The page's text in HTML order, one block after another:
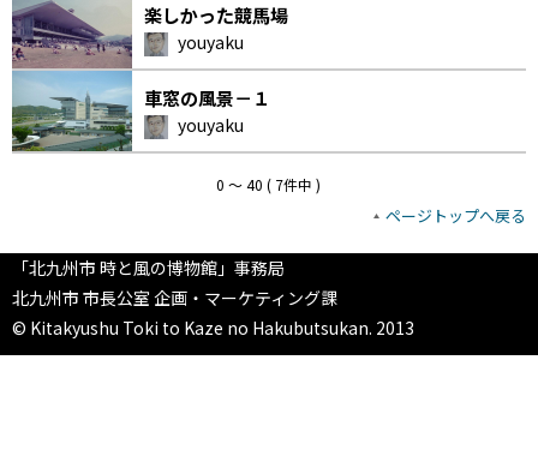
楽しかった競馬場
youyaku
車窓の風景－１
youyaku
0 〜 40 ( 7件中 )
ページトップへ戻る
「北九州市 時と風の博物館」事務局
北九州市 市長公室 企画・マーケティング課
© Kitakyushu Toki to Kaze no Hakubutsukan. 2013